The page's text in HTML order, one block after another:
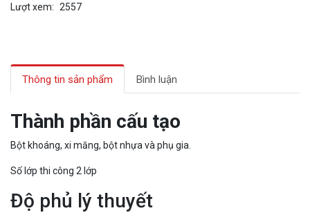
Lượt xem: 2557
Thông tin sản phẩm Bình luận
Thành phần cấu tạo
Bột khoáng, xi măng, bột nhựa và phụ gia.
Số lớp thi công 2 lớp
Độ phủ lý thuyết